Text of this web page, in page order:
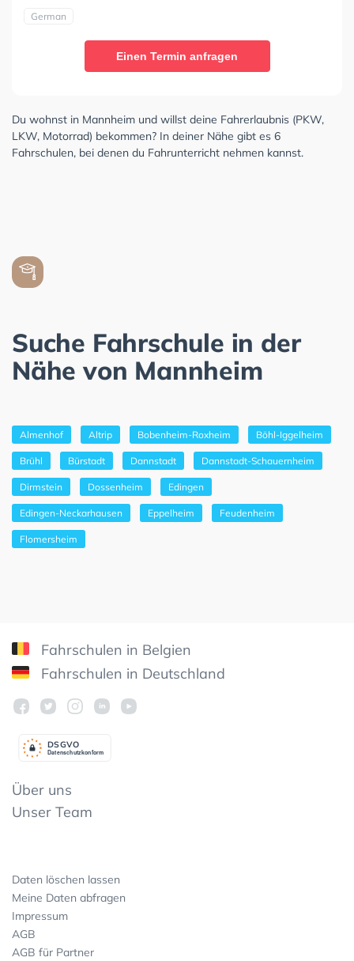
German
Einen Termin anfragen
Du wohnst in Mannheim und willst deine Fahrerlaubnis (PKW,
LKW, Motorrad) bekommen? In deiner Nähe gibt es 6
Fahrschulen, bei denen du Fahrunterricht nehmen kannst.
Suche Fahrschule in der
Nähe von Mannheim
Almenhof Altrip Bobenheim-Roxheim Böhl-Iggelheim
Brühl Bürstadt Dannstadt Dannstadt-Schauernheim
Dirmstein Dossenheim Edingen
Edingen-Neckarhausen Eppelheim Feudenheim
Flomersheim
Fahrschulen in Belgien
Fahrschulen in Deutschland
Datenschutzkonform
DSGVO
Über uns
Unser Team
Daten löschen lassen
Meine Daten abfragen
Impressum
AGB
AGB für Partner